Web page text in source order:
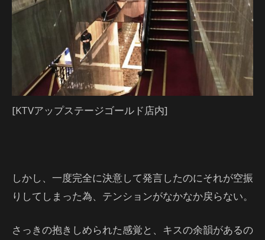
[KTVアップステージゴールド店内]
しかし、一度完全に決意して発言したのにそれが空振
りしてしまった為、テンションがなかなか戻らない。
さっきの抱きしめられた感覚と、キスの余韻があるの